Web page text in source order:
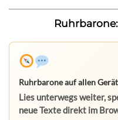
Ruhrbarone auf allen
Lies unterwegs weiter,
neue Texte direkt im